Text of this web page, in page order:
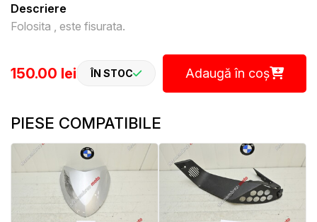
Descriere
Folosita , este fisurata.
150.00 lei ÎN STOC Adaugă în coș
PIESE COMPATIBILE